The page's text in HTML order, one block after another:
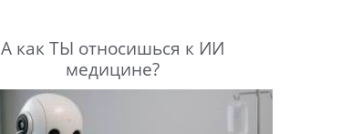
А как ТЫ относишься к ИИ
медицине?